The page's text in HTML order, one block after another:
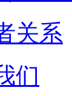
关系
们